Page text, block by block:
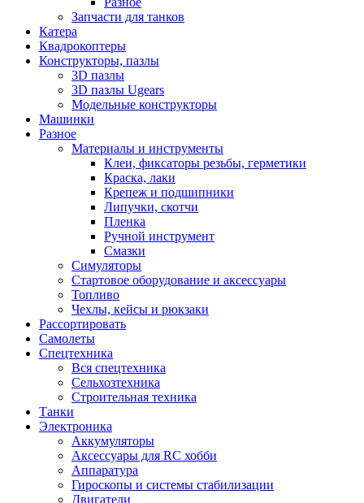
Запчасти для танков
Катера
Квадрокоптеры
Конструкторы, пазлы
3D пазлы
3D пазлы Ugears
Модельные конструкторы
Машинки
Разное
Материалы и инструменты
Клеи, фиксаторы резьбы, герметики
Краска, лаки
Крепеж и подшипники
Липучки, скотчи
Пленка
Ручной инструмент
Смазки
Симуляторы
Стартовое оборудование и аксессуары
Топливо
Чехлы, кейсы и рюкзаки
Рассортировать
Самолеты
Спецтехника
Вся спецтехника
Сельхозтехника
Строительная техника
Танки
Электроника
Аккумуляторы
Аксессуары для RC хобби
Аппаратура
Гироскопы и системы стабилизации
Двигатели